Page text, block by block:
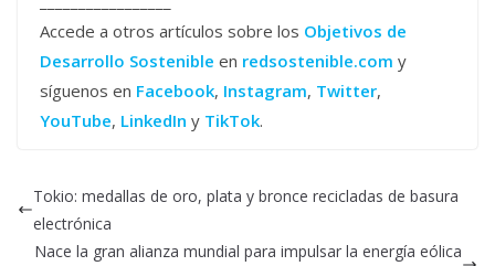
Accede a otros artículos sobre los Objetivos de
Desarrollo Sostenible en redsostenible.com y
síguenos en Facebook, Instagram, Twitter,
YouTube, LinkedIn y TikTok.
Tokio: medallas de oro, plata y bronce recicladas de basura
electrónica
Nace la gran alianza mundial para impulsar la energía eólica